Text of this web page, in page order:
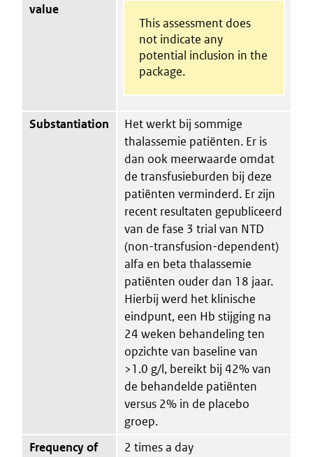
value
This assessment does
not indicate any
potential inclusion in the
package.
Substantiation
Het werkt bij sommige
thalassemie patiënten. Er is
dan ook meerwaarde omdat
de transfusieburden bij deze
patiënten verminderd. Er zijn
recent resultaten gepubliceerd
van de fase 3 trial van NTD
(non-transfusion-dependent)
alfa en beta thalassemie
patiënten ouder dan 18 jaar.
Hierbij werd het klinische
eindpunt, een Hb stijging na
24 weken behandeling ten
opzichte van baseline van
>1.0 g/l, bereikt bij 42% van
de behandelde patiënten
versus 2% in de placebo
groep.
Frequency of
2 times a day